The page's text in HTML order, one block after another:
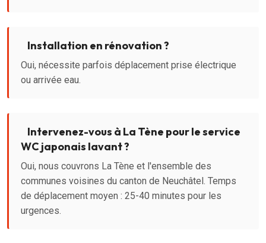
Installation en rénovation ?
Oui, nécessite parfois déplacement prise électrique
ou arrivée eau.
Intervenez-vous à La Tène pour le service
WC japonais lavant ?
Oui, nous couvrons La Tène et l'ensemble des
communes voisines du canton de Neuchâtel. Temps
de déplacement moyen : 25-40 minutes pour les
urgences.